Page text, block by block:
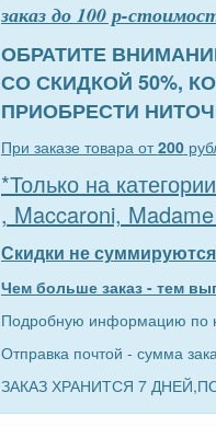
заказ до 100 р-
ОБРАТИТЕ
СО СКИДКОЙ 50%,
ПРИОБРЕСТИ
При заказе товара от200
*Только на
, Maccaroni,
Скидки не
Чем больше заказ - тем
Подробную информацию по
Отправка почтой - сумма
ЗАКАЗ ХРАНИТСЯ 7